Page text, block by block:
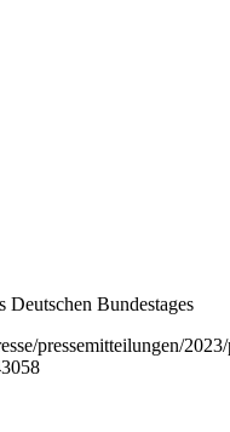
Deutschen Bundestages
pressemitteilungen/